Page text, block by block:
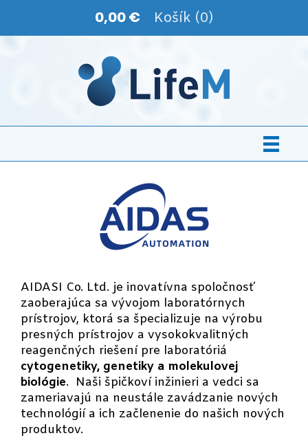
0,00 € Košík (0)
AIDASI Co. Ltd. je inovatívna spoločnosť
zaoberajúca sa vývojom laboratórnych
prístrojov, ktorá sa špecializuje na výrobu
presných prístrojov a vysokokvalitných
reagenčných riešení pre laboratóriá
cytogenetiky, genetiky a molekulovej
biológie. Naši špičkoví inžinieri a vedci sa
zameriavajú na neustále zavádzanie nových
technológií a ich začlenenie do našich nových
produktov.